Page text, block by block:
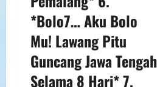
*Bolo7… Aku Bolo
Mu! Lawang Pitu
Guncang Jawa Tengah
Selama 8 Hari* 7.